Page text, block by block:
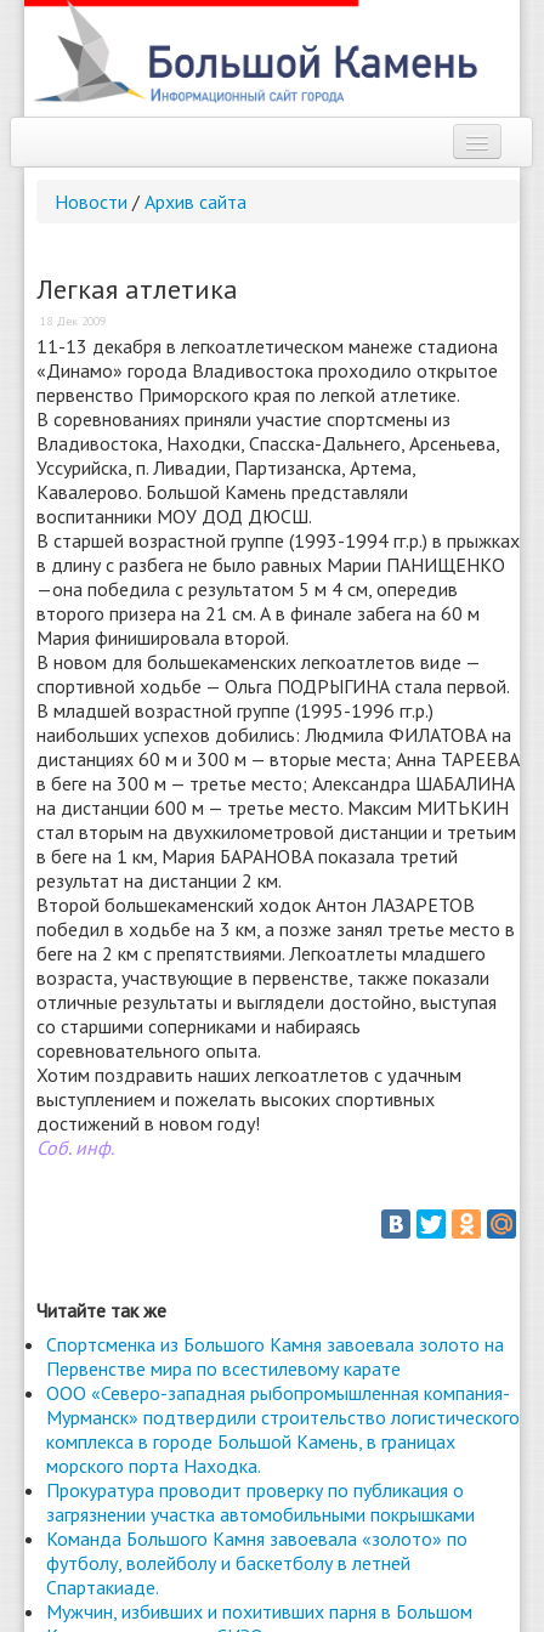
Справочник
Погода
О сайте
Новости / Архив сайта
Легкая атлетика
18 Дек 2009
11-13 декабря в легкоатлетическом манеже стадиона
«Динамо» города Владивостока проходило открытое
первенство Приморского края по легкой атлетике.
В соревнованиях приняли участие спортсмены из
Владивостока, Находки, Спасска-Дальнего, Арсеньева,
Уссурийска, п. Ливадии, Партизанска, Артема,
Кавалерово. Большой Камень представляли
воспитанники МОУ ДОД ДЮСШ.
В старшей возрастной группе (1993-1994 гг.р.) в прыжках
в длину с разбега не было равных Марии ПАНИЩЕНКО
—она победила с результатом 5 м 4 см, опередив
второго призера на 21 см. А в финале забега на 60 м
Мария финишировала второй.
В новом для большекаменских легкоатлетов виде —
спортивной ходьбе — Ольга ПОДРЫГИНА стала первой.
В младшей возрастной группе (1995-1996 гг.р.)
наибольших успехов добились: Людмила ФИЛАТОВА на
дистанциях 60 м и 300 м — вторые места; Анна ТАРЕЕВА
в беге на 300 м — третье место; Александра ШАБАЛИНА
на дистанции 600 м — третье место. Максим МИТЬКИН
стал вторым на двухкилометровой дистанции и третьим
в беге на 1 км, Мария БАРАНОВА показала третий
результат на дистанции 2 км.
Второй большекаменский ходок Антон ЛАЗАРЕТОВ
победил в ходьбе на 3 км, а позже занял третье место в
беге на 2 км с препятствиями. Легкоатлеты младшего
возраста, участвующие в первенстве, также показали
отличные результаты и выглядели достойно, выступая
со старшими соперниками и набираясь
соревновательного опыта.
Хотим поздравить наших легкоатлетов с удачным
выступлением и пожелать высоких спортивных
достижений в новом году!
Соб. инф.
Читайте так же
Спортсменка из Большого Камня завоевала золото на
Первенстве мира по всестилевому карате
ООО «Северо-западная рыбопромышленная компания-
Мурманск» подтвердили строительство логистического
комплекса в городе Большой Камень, в границах
морского порта Находка.
Прокуратура проводит проверку по публикация о
загрязнении участка автомобильными покрышками
Команда Большого Камня завоевала «золото» по
футболу, волейболу и баскетболу в летней
Спартакиаде.
Мужчин, избивших и похитивших парня в Большом